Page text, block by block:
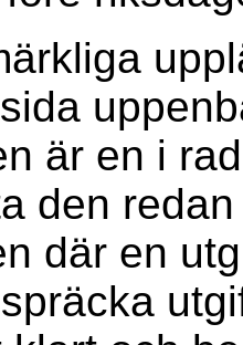
är en i
den
där en